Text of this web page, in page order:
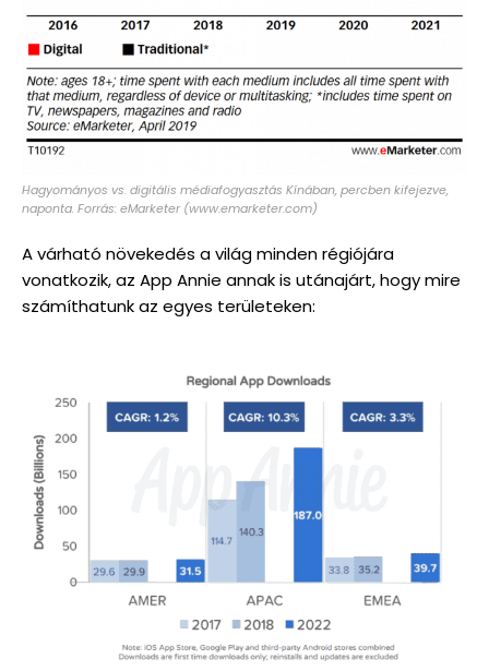
Hagyományos vs. digitális médiafogyasztás Kínában, percben kifejezve,
naponta. Forrás: eMarketer (www.emarketer.com)
A várható növekedés a világ minden régiójára
vonatkozik, az App Annie annak is utánajárt, hogy mire
számíthatunk az egyes területeken: